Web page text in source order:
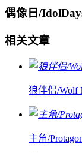
偶像日/
相关文章
狼伴侣/Wolf
主角/